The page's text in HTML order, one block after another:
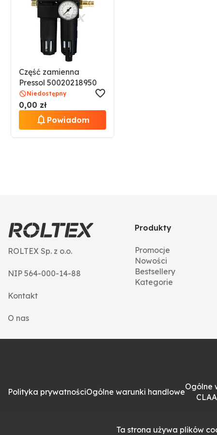
Ta strona używa plików
• przyłącze sprężonego powietrza dla złącza Rectus, typ
• długość rury ssącej (mm): 860
Część zamienna
Pressol 50020218950
Niedostępny
0,00 zł
Powiadom
ROLTEX Sp. z o.o.
NIP 564-000-14-88
Kontakt
O nas
Produkty
Promocje
Nowości
Bestsellery
Kategorie
Polityka prywatnościOgólne warunki handlowe
Ogólne